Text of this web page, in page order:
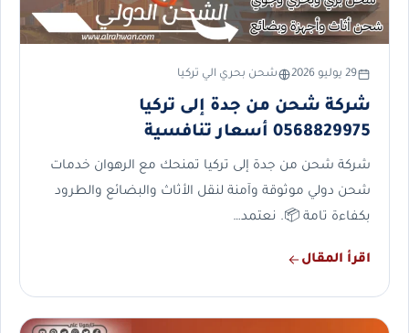
29 يوليو 2026 شحن بحري الي تركيا
شركة شحن من جدة إلى تركيا
0568829975 أسعار تنافسية
شركة شحن من جدة إلى تركيا تمنحك مع الرهوان خدمات
شحن دولي موثوقة وآمنة لنقل الأثاث والبضائع والطرود
بكفاءة تامة 📦. نعتمد…
اقرأ المقال